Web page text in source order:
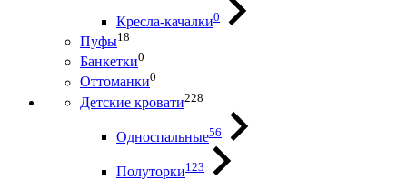
Кресла-качалки0
Пуфы18
Банкетки0
Оттоманки0
Детские кровати228
Односпальные56
Полуторки123